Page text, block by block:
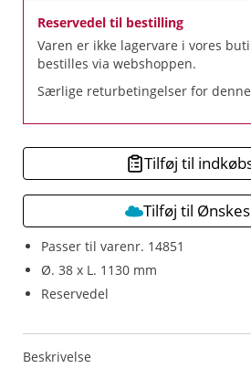
Passer til varenr. 14851
Ø. 38 x L. 1130 mm
Reservedel
Reservedel til bestilling
Varen er ikke lagervare i vores
bestilles via webshoppen.
Særlige returbetingelser for
Tilføj til
Tilføj til
Beskrivelse